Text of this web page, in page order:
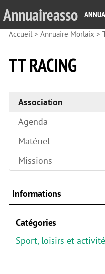
Annuaireasso
Accueil> Annuaire Morlaix >
TT RACING
Association
Agenda
Matériel
Missions
Informations
Catégories
Sport, loisirs et